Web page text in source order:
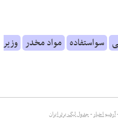
سواستفاده مواد مخدر وزیر
-آرشیو اخبار-جدول لیگ برتر ایران